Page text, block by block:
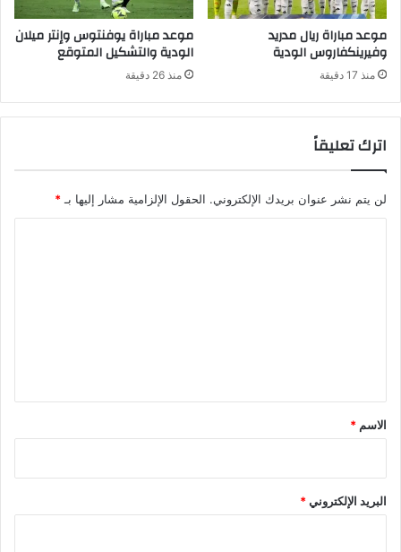
موعد مباراة ريال مدريد
وفيرينكفاروس الودية
منذ 17 دقيقة
موعد مباراة يوفنتوس وإنتر ميلان
الودية والتشكيل المتوقع
منذ 26 دقيقة
اترك تعليقاً
لن يتم نشر عنوان بريدك الإلكتروني. الحقول الإلزامية مشار إليها بـ *
*
الاسم *
البريد الإلكتروني*